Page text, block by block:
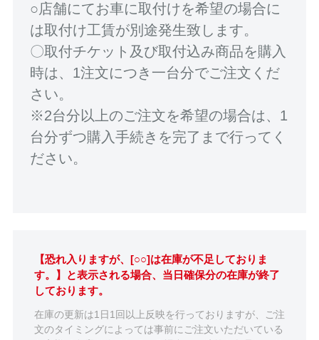
○店舗にてお車に取付けを希望の場合に
は取付け工賃が別途発生致します。
〇取付チケット及び取付込み商品を購入
時は、1注文につき一台分でご注文くだ
さい。
※2台分以上のご注文を希望の場合は、1
台分ずつ購入手続きを完了まで行ってく
ださい。
【恐れ入りますが、[○○]は在庫が不足しておりま
す。】と表示される場合、当日確保分の在庫が終了
しております。
在庫の更新は1日1回以上反映を行っておりますが、ご注
文のタイミングによっては事前にご注文いただいている